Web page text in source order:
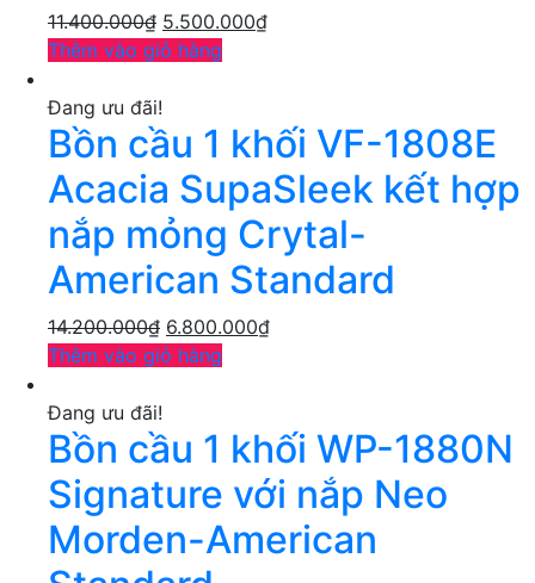
11.400.000₫ 5.500.000₫
Thêm vào giỏ hàng
Đang ưu đãi!
Bồn cầu 1 khối VF-1808E
Acacia SupaSleek kết hợp
nắp mỏng Crytal-
American Standard
14.200.000₫ 6.800.000₫
Thêm vào giỏ hàng
Đang ưu đãi!
Bồn cầu 1 khối WP-1880N
Signature với nắp Neo
Morden-American